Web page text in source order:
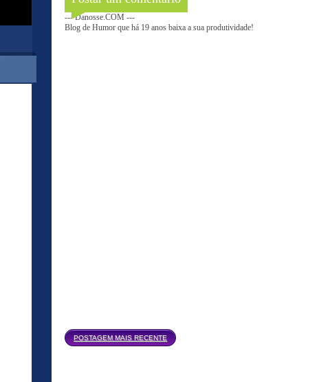
--- Danosse.COM ---
Blog de Humor que há 19 anos baixa a sua produtividade!
POSTAGEM MAIS RECENTE